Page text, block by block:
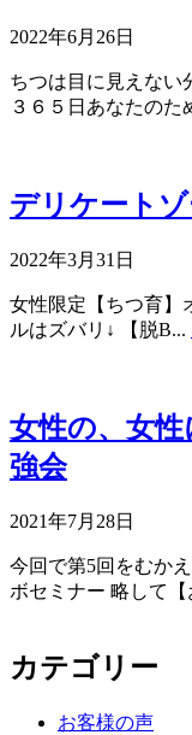
2022年6月26日
ちつは目に見えない
３６５日あなたのた
デリケート
2022年3月31日
女性限定【ちつ育
ルはズバリ↓ 【脱B...
女性の、女
強会
2021年7月28日
今回で第5回をむか
ボセミナー 略して
カテゴリー
お客様の声